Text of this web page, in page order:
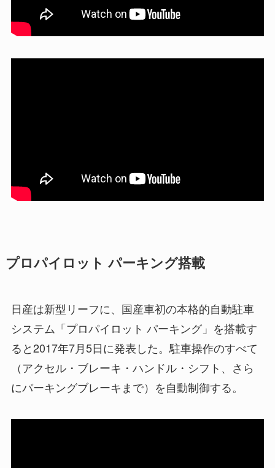
プロパイロット パーキング搭載
日産は新型リーフに、国産車初の本格的自動駐車
システム「プロパイロット パーキング」を搭載す
ると2017年7月5日に発表した。駐車操作のすべて
（アクセル・ブレーキ・ハンドル・シフト、さら
にパーキングブレーキまで）を自動制御する。